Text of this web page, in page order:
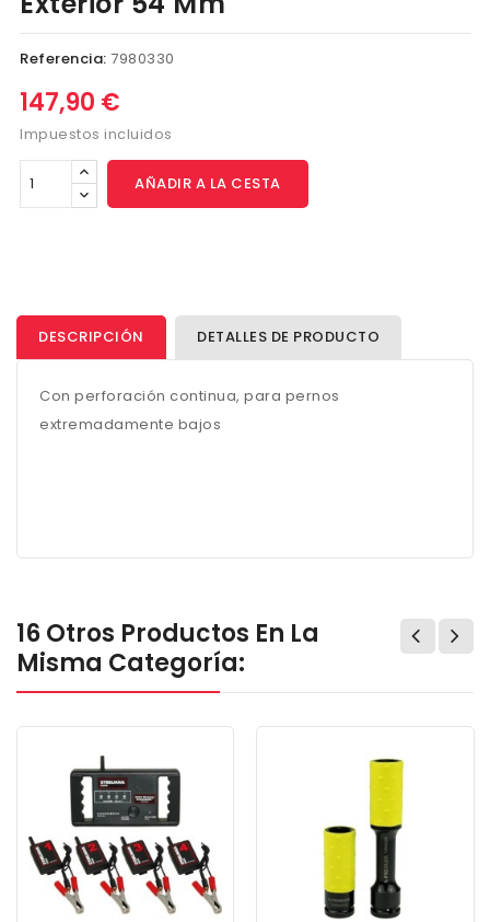
Referencia: 7980330
147,90 €
Impuestos incluidos
AÑADIR A LA CESTA
DESCRIPCIÓN DETALLES DE PRODUCTO
Con perforación continua, para pernos
extremadamente bajos
16 Otros Productos En La
Misma Categoría: